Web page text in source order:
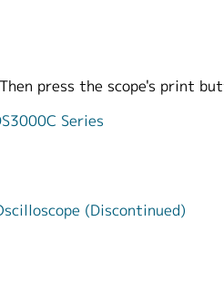
press the scope's print
Series
(Discontinued)